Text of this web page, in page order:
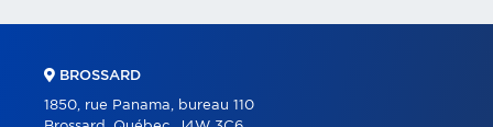
BROSSARD
1850, rue Panama, bureau 110